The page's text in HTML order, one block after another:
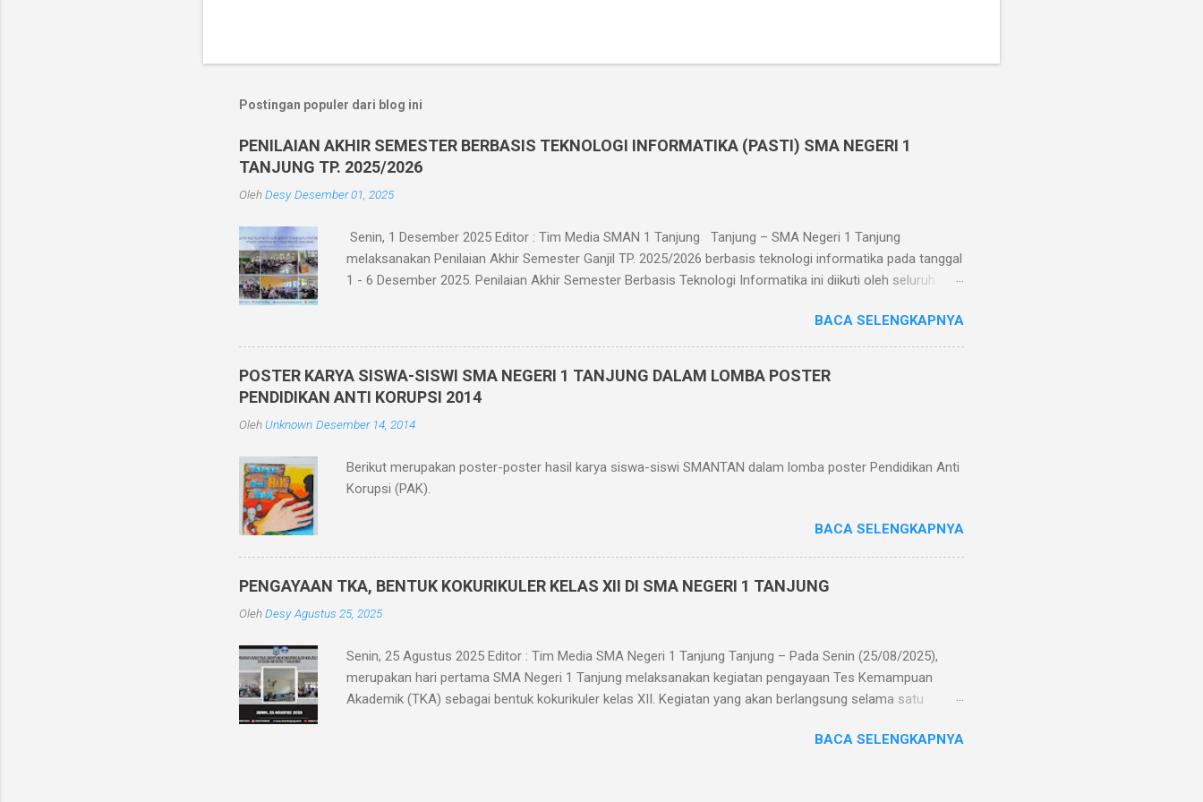
Postingan populer dari blog ini
PENILAIAN AKHIR SEMESTER BERBASIS TEKNOLOGI INFORMATIKA (PASTI) SMA NEGERI 1
TANJUNG TP. 2025/2026
OlehDesy Desember 01, 2025
Senin, 1 Desember 2025 Editor : Tim Media SMAN 1 Tanjung Tanjung – SMA Negeri 1 Tanjung
melaksanakan Penilaian Akhir Semester Ganjil TP. 2025/2026 berbasis teknologi informatika pada tanggal
1 - 6 Desember 2025. Penilaian Akhir Semester Berbasis Teknologi Informatika ini diikuti oleh seluruh
Akhir Semester Berbasis Teknologi Informatika ini dilaksanakan dalam jaringan intranet yang diakses oleh
seluruh peserta ujian menggunakan HP. Dan bagi siswa yang tidak memiliki HP sekolah memfasilitasi
dengan menggunakan komputer di ruang komputer SMA Negeri 1 Tanjung. Pelaksanaan Penilaian Akhir
Semester berbasis teknologi informatika memiliki beberapa keunggulan diantaranya efisiensi biaya
jawaban, mengurangi tingkat kecurangan siswa dikarenakan soal diacak saat ujian, me...
BACA SELENGKAPNYA
POSTER KARYA SISWA-SISWI SMA NEGERI 1 TANJUNG DALAM LOMBA POSTER
PENDIDIKAN ANTI KORUPSI 2014
OlehUnknown Desember 14, 2014
Berikut merupakan poster-poster hasil karya siswa-siswi SMANTAN dalam lomba poster Pendidikan Anti
Korupsi (PAK).
BACA SELENGKAPNYA
PENGAYAAN TKA, BENTUK KOKURIKULER KELAS XII DI SMA NEGERI 1 TANJUNG
OlehDesy Agustus 25, 2025
Senin, 25 Agustus 2025 Editor : Tim Media SMA Negeri 1 Tanjung Tanjung – Pada Senin (25/08/2025),
merupakan hari pertama SMA Negeri 1 Tanjung melaksanakan kegiatan pengayaan Tes Kemampuan
Akademik (TKA) sebagai bentuk kokurikuler kelas XII. Kegiatan yang akan berlangsung selama satu
SNBT untuk murid kelas XII. TKA adalah asesmen standar nasional yang dirancang untuk mengukur
BACA SELENGKAPNYA